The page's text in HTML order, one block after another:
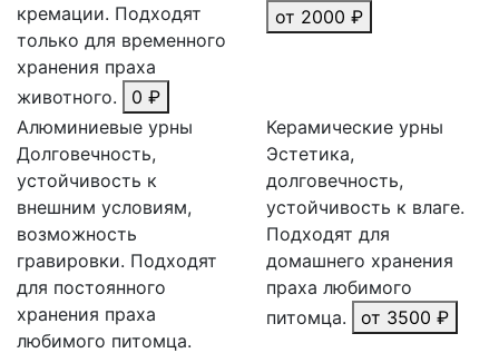
кремации. Подходят
только для временного
хранения праха
животного.
0 ₽
от 2000 ₽
Алюминиевые урны
Долговечность,
устойчивость к
внешним условиям,
возможность
гравировки. Подходят
для постоянного
хранения праха
любимого питомца.
Керамические урны
Эстетика,
долговечность,
устойчивость к влаге.
Подходят для
домашнего хранения
праха любимого
питомца.
от 3500 ₽